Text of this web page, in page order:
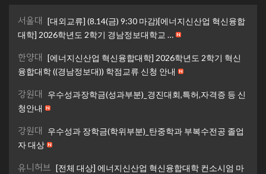
서울대 [대외교류] (8.14(금) 9:30 마감)[에너지신산업 혁신융합
대학] 2026학년도 2학기 경남정보대학교 …
한양대 [에너지신산업 혁신융합대학] 2026학년도 2학기 혁신
융합대학 ((경남정보대)) 학점교류 신청 안내
강원대
우수성과장학금(성과부분)_경진대회,특허,자격증 등 신
청안내
강원대
우수성과 장학금(학위부분)_탄중학과 부복수전공 졸업
자 대상
유니허브 [전체 대상] 에너지신산업 혁신융합대학 컨소시엄 마